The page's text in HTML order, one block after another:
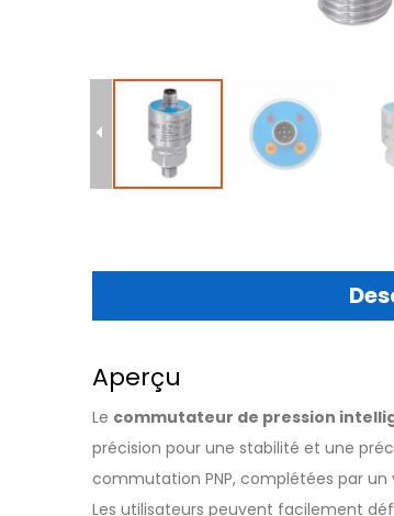
Aperçu
Le commutateur de pression
précision pour une stabilité et une
commutation PNP, complétées par
Les utilisateurs peuvent facilement